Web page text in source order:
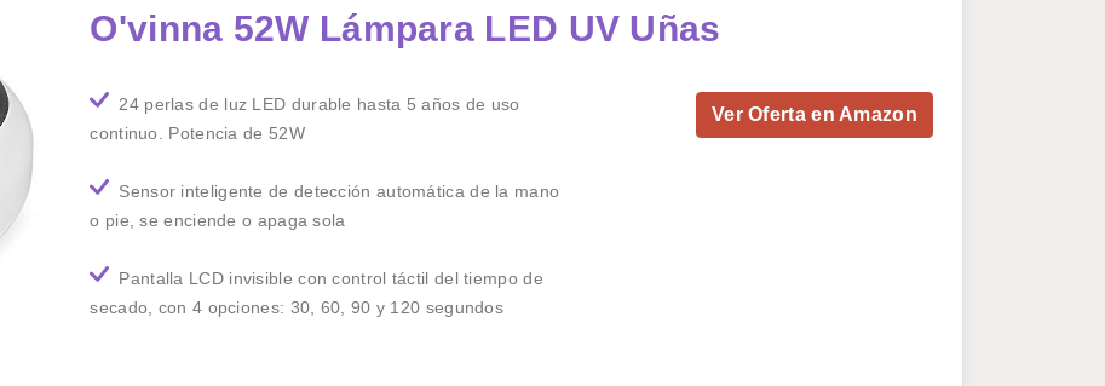
O'vinna 52W Lámpara LED UV Uñas
24 perlas de luz LED durable hasta 5 años de uso
continuo. Potencia de 52W
Sensor inteligente de detección automática de la mano
o pie, se enciende o apaga sola
Pantalla LCD invisible con control táctil del tiempo de
secado, con 4 opciones: 30, 60, 90 y 120 segundos
Ver Oferta en Amazon